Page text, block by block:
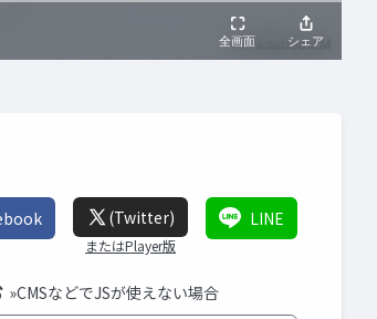
(Twitter)
またはPlayer版
LINE
»CMSなどでJSが使えない場合